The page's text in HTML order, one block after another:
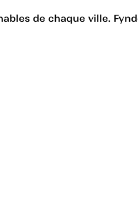
de chaque ville.